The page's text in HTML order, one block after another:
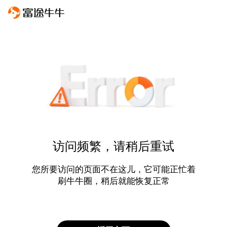
访问频繁，请稍后重试
您所要访问的页面不在这儿，它可能正忙着
刷牛牛圈，稍后就能恢复正常